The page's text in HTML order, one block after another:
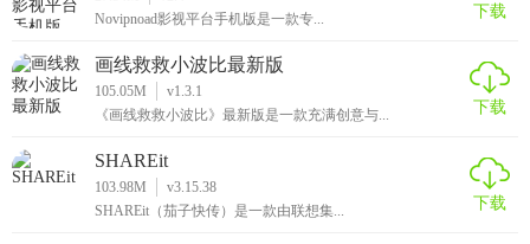
Novipnoad影视平台手机版是一款专...
下载
画线救救小波比最新版
105.05M
v1.3.1
《画线救救小波比》最新版是一款充满创意与...
下载
SHAREit
103.98M
v3.15.38
SHAREit（茄子快传）是一款由联想集...
下载